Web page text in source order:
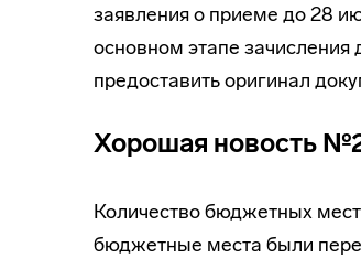
заявления о приеме до 28
основном этапе зачисления
предоставить оригинал
Хорошая новость
Количество бюджетных
бюджетные места были